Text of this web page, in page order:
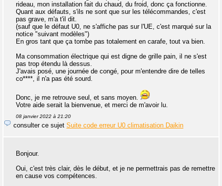
rideau, mon installation fait du chaud, du froid, donc ça fonctionne.
Quant aux défauts, s'ils ne sont que sur les télécommandes, c'est
pas grave, m'a t'il dit.
(sauf que le défaut U0, ne s'affiche pas sur l'UE, c'est marqué sur la
notice "suivant modèles")
En gros tant que ça tombe pas totalement en carafe, tout va bien.
Ma consommation électrique qui est digne de grille pain, il ne s'est
pas trop étendu là dessus.
J'avais posé, une journée de congé, pour m'entendre dire de telles
co****, il n'a pas été sourd.
Donc, je me retrouve seul, et sans moyen.
Votre aide serait la bienvenue, et merci de m'avoir lu.
08 janvier 2022 à 21:20
consulter ce sujet Suite code erreur U0 climatisation Daikin
Bonjour.
Oui, c'est très clair, dès le début, et je ne permettrais pas de remettre
en cause vos compétences.